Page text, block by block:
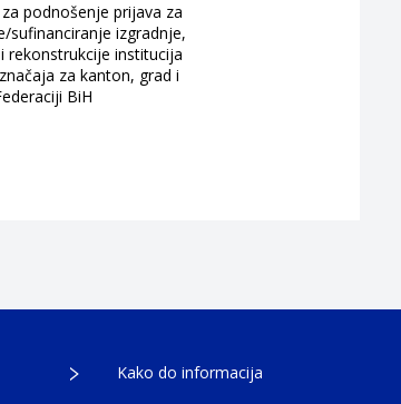
za podnošenje prijava za
sufinanciranje izgradnje,
rekonstrukcije institucija
za kanton, grad i
BiH
Kako do informacija